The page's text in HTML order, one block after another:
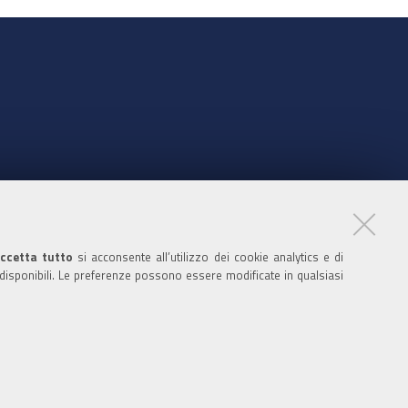
tutto si acconsente all’utilizzo dei cookie analytics e di
Le preferenze possono essere modificate in qualsiasi